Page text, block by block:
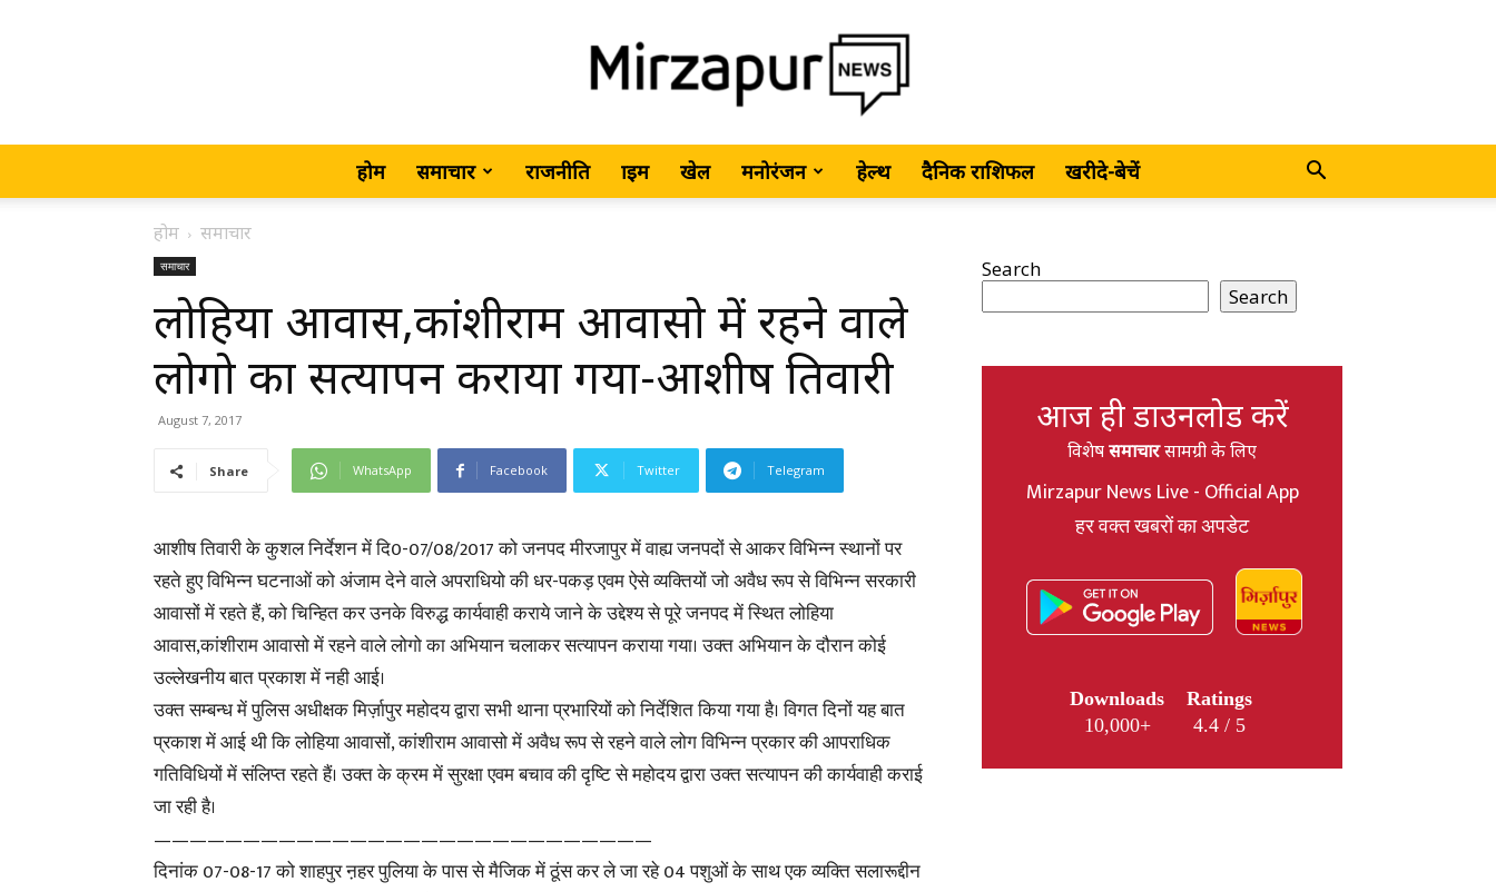
MirzapurNews.com
Hindi
News,
Latest
होम समाचार राजनीति क्राइम खेल मनोरंजन हेल्थ दैनिक राशिफल खरीदे-बेचें
होम समाचार
समाचार
लोहिया आवास,कांशीराम आवासो में रहने वाले
लोगो का सत्यापन कराया गया-आशीष तिवारी
August 7, 2017
Share WhatsApp Facebook Twitter Telegram
आशीष तिवारी के कुशल निर्देशन में दि0-07/08/2017 को जनपद मीरजापुर में वाह्य जनपदों से आकर विभिन्न स्थानों पर
रहते हुए विभिन्न घटनाओं को अंजाम देने वाले अपराधियो की धर-पकड़ एवम ऐसे व्यक्तियों जो अवैध रूप से विभिन्न सरकारी
आवासों में रहते हैं, को चिन्हित कर उनके विरुद्ध कार्यवाही कराये जाने के उद्देश्य से पूरे जनपद में स्थित लोहिया
आवास,कांशीराम आवासो में रहने वाले लोगो का अभियान चलाकर सत्यापन कराया गया। उक्त अभियान के दौरान कोई
उल्लेखनीय बात प्रकाश में नही आई।
उक्त सम्बन्ध में पुलिस अधीक्षक मिर्ज़ापुर महोदय द्वारा सभी थाना प्रभारियों को निर्देशित किया गया है। विगत दिनों यह बात
प्रकाश में आई थी कि लोहिया आवासों, कांशीराम आवासो में अवैध रूप से रहने वाले लोग विभिन्न प्रकार की आपराधिक
गतिविधियों में संलिप्त रहते हैं। उक्त के क्रम में सुरक्षा एवम बचाव की दृष्टि से महोदय द्वारा उक्त सत्यापन की कार्यवाही कराई
जा रही है।
————————————————————————————
दिनांक 07-08-17 को शाहपुर ऩहर पुलिया के पास से मैजिक में ठूंस कर ले जा रहे 04 पशुओं के साथ एक व्यक्ति सलारूद्दीन
Search
Search
आज ही डाउनलोड करें
विशेषसमाचारसामग्री के लिए
Mirzapur News Live - Official App
हर वक्त खबरों का अपडेट
Downloads
10,000+
Ratings
4.4 / 5